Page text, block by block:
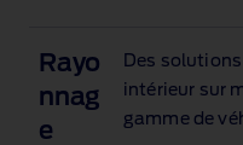
Rayo
nnag
e
Des
intérieur sur
gamme de